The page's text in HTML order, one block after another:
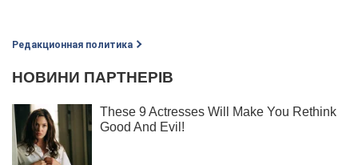
Редакционная политика